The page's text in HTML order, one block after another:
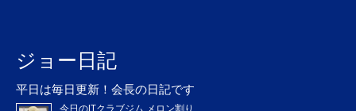
ジョー日記
平日は毎日更新！会長の日記です
今日のJTクラブジム メロン割り